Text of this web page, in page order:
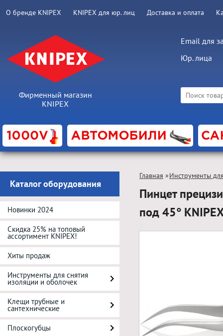
О бренде KNIPEX KNIPEX для юр. лиц Доставка и оплата
Фирменный магазин
KNIPEX
Email для
Юр. лица
Каталог оборудования
Новинки 2024
Скидка 25% на топовый
ассортимент KNIPEX!
Хиты продаж
Инструменты для снятия
изоляции и оболочек
Клещи трубные и
сантехнические
Плоскогубцы
Главная »Инструменты
Пинцет
под 45°